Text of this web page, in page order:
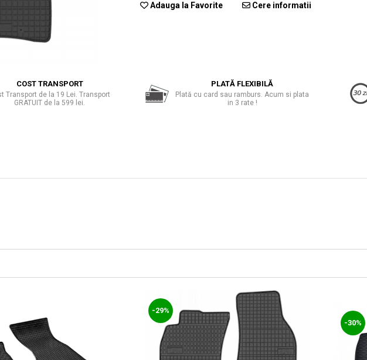
Adauga la Favorite Cere informatii
COST TRANSPORT
Transport de la 19 Lei. Transport
GRATUIT de la 599 lei.
PLATĂ FLEXIBILĂ
Plată cu card sau ramburs. Acum si plata
in 3 rate !
-29%
-30%